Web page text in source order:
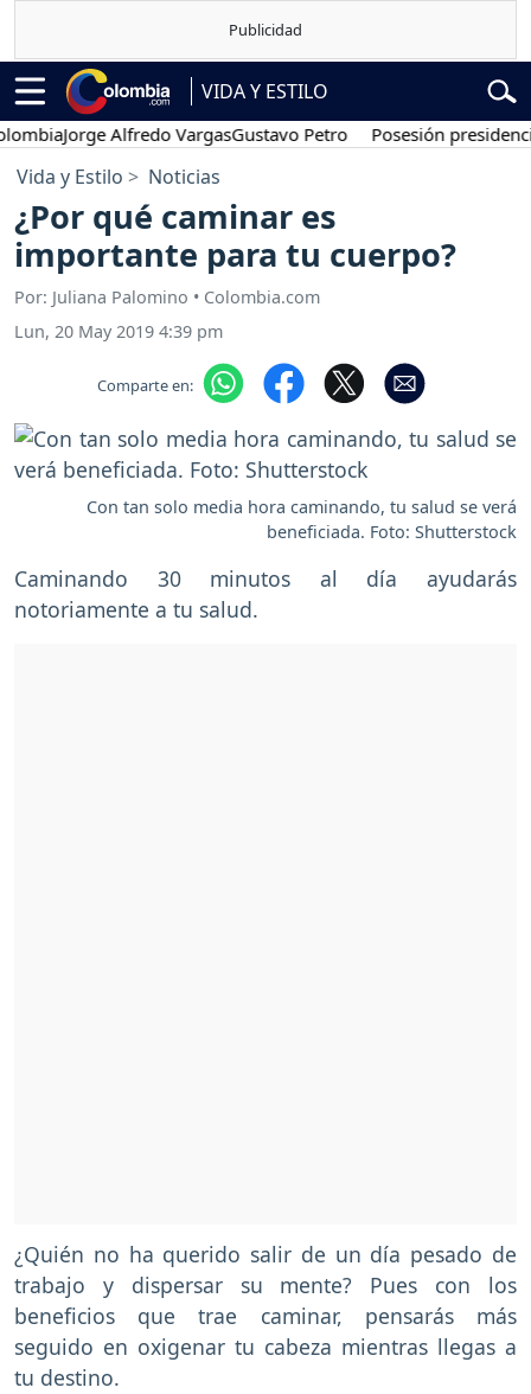
VIDA Y ESTILO
Jorge Alfredo VargasGustavo Petro Posesión presidencial
Vida y Estilo Noticias
¿Por qué caminar es
importante para tu cuerpo?
Por: Juliana Palomino • Colombia.com
Lun, 20 May 2019 4:39 pm
Comparte en:
Con tan solo media hora caminando, tu salud se verá
beneficiada. Foto: Shutterstock
Caminando 30 minutos al día ayudarás
notoriamente a tu salud.
¿Quién no ha querido salir de un día pesado de
trabajo y dispersar su mente? Pues con los
beneficios que trae caminar, pensarás más
seguido en oxigenar tu cabeza mientras llegas a
tu destino.